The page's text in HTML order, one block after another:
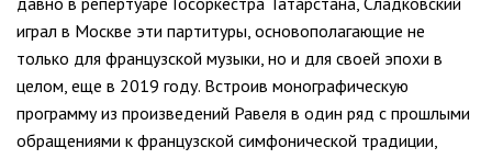
играл в Москве эти партитуры, основополагающие не
только для французской музыки, но и для своей эпохи в
целом, еще в 2019 году. Встроив монографическую
программу из произведений Равеля в один ряд с прошлыми
обращениями к французской симфонической традиции,